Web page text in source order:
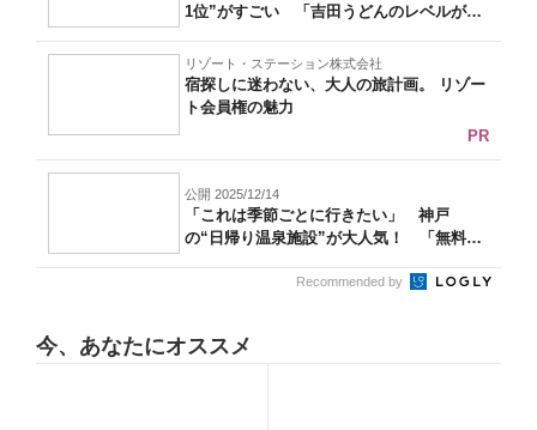
1位”がすごい 「吉田うどんのレベルが
リゾート・ステーション株式会社
宿探しに迷わない、大人の旅計画。 リゾー
ト会員権の魅力
PR
公開 2025/12/14
「これは季節ごとに行きたい」 神戸
の“日帰り温泉施設”が大人気！ 「無料送
Recommended by
今、あなたにオススメ